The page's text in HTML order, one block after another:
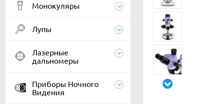
Монокуляры
Лупы
Лазерные
дальномеры
Приборы Ночного
Видения